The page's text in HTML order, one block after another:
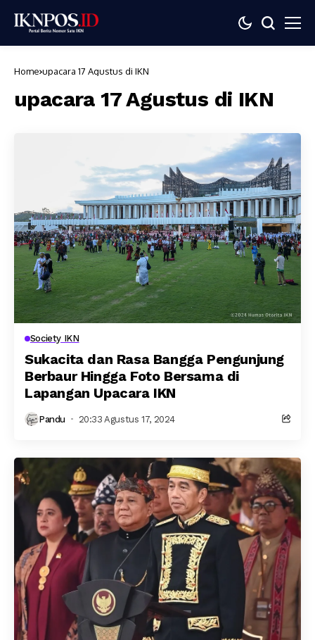
Home upacara 17 Agustus di IKN
upacara 17 Agustus di IKN
Society IKN
Sukacita dan Rasa Bangga Pengunjung
Berbaur Hingga Foto Bersama di
Lapangan Upacara IKN
Pandu 20:33 Agustus 17, 2024